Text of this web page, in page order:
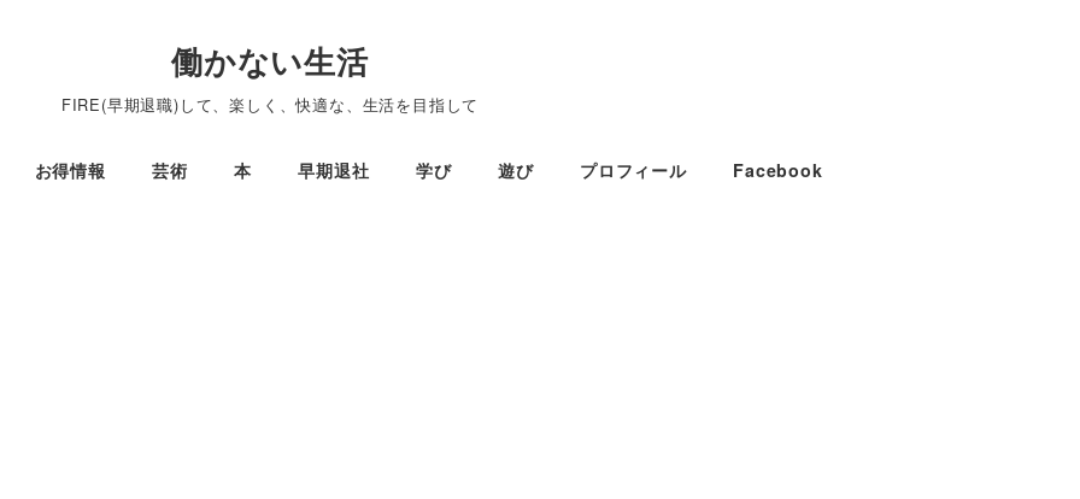
働かない生活
FIRE(早期退職)して、楽しく、快適な、生活を目指して
お得情報 芸術 本 早期退社 学び 遊び プロフィール Facebook